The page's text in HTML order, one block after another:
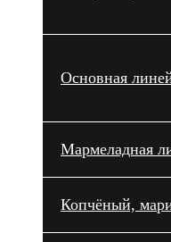
Основная
Мармеладная
Копчёный,